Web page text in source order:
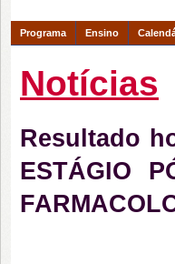
Programa Ensino
Notícias
Resultado
ESTÁGIO